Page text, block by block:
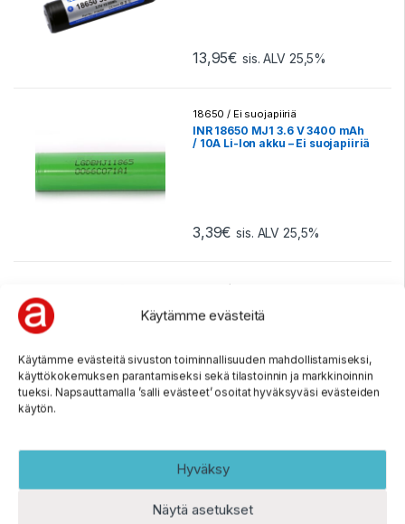
Käytämme evästeitä
Käytämme evästeitä sivuston toiminnallisuuden mahdollistamiseksi,
käyttökokemuksen parantamiseksi sekä tilastoinnin ja markkinoinnin
tueksi. Napsauttamalla ’salli evästeet’ osoitat hyväksyväsi evästeiden
käytön.
Hyväksy
Näytä asetukset
13,95€ sis. ALV 25,5%
18650 / Ei suojapiiriä
INR 18650 MJ1 3.6 V 3400 mAh
/ 10A Li-Ion akku – Ei suojapiiriä
3,39€ sis. ALV 25,5%
18650 / Ei suojapiiriä
ion akkukenno – Ei suojapiiriä –
Osaston arvostetuimmat